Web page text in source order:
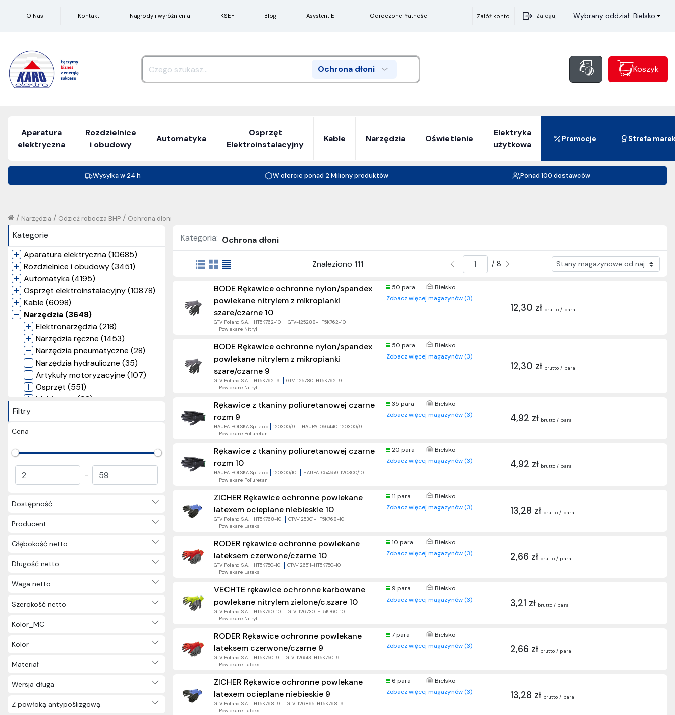
O Nas Kontakt Nagrody i wyróżnienia KSEF Blog Asystent ETI Odroczone Płatności Załóż konto Zaloguj Wybrany oddział: Bielsko
Ochrona dłoni
Search Koszyk
Aparatura
elektryczna
Rozdzielnice
i obudowy
Automatyka
Osprzęt
Elektroinstalacyjny
Kable Narzędzia Oświetlenie
Elektryka
użytkowa
Promocje Strefa
Wysyłka w 24 h W ofercie ponad 2 Miliony produktów Ponad 100 dostawców
Ochrona dłoni
/
Odzież robocza BHP
/
Narzędzia
/
Kategorie
Aparatura elektryczna (10685)
Rozdzielnice i obudowy (3451)
Automatyka (4195)
Osprzęt elektroinstalacyjny (10878)
Kable (6098)
Narzędzia (3648)
Elektronarzędzia (218)
Narzędzia ręczne (1453)
Narzędzia pneumatyczne (28)
Narzędzia hydrauliczne (35)
Artykuły motoryzacyjne (107)
Osprzęt (551)
Multimetry (30)
Ochrona ciała (803)
Ochrona głowy (14)
Ochrona oczu i twarzy (15)
Odzież przeciwdeszczowa (6)
Torby i plecaki (13)
Szafki narzędziowe (15)
Stoły warsztatowe (5)
Elektryka użytkowa (3231)
Inne (2)
Filtry
Cena
-
Dostępność
Producent
Głębokość netto
Długość netto
Waga netto
Szerokość netto
Kolor_MC
Kolor
Materiał
Wersja długa
Z powłoką antypoślizgową
Kategoria: Ochrona dłoni
Znaleziono 111 / 8
BODE Rękawice ochronne nylon/spandex
powlekane nitrylem z mikropianki
szare/czarne 10
GTV Poland S.A. HT5K762-10
GTV-125288-HT5K762-10
Powlekane Nitryl
50 para
Bielsko
Zobacz więcej magazynów (3)
12,30 zł brutto / para
BODE Rękawice ochronne nylon/spandex
powlekane nitrylem z mikropianki
szare/czarne 9
GTV Poland S.A. HT5K762-9
GTV-125780-HT5K762-9
Powlekane Nitryl
50 para
Bielsko
Zobacz więcej magazynów (3)
12,30 zł brutto / para
Rękawice z tkaniny poliuretanowej czarne
rozm 9
HAUPA POLSKA Sp. z o.o 120300/9
HAUPA-056440-120300/9
Powlekane Poliuretan
35 para
Bielsko
Zobacz więcej magazynów (3)
4,92 zł brutto / para
Rękawice z tkaniny poliuretanowej czarne
rozm 10
HAUPA POLSKA Sp. z o.o 120300/10
HAUPA-054559-120300/10
Powlekane Poliuretan
20 para
Bielsko
Zobacz więcej magazynów (3)
4,92 zł brutto / para
ZICHER Rękawice ochronne powlekane
latexem ocieplane niebieskie 10
GTV Poland S.A. HT5K768-10
GTV-125301-HT5K768-10
Powlekane Lateks
11 para
Bielsko
Zobacz więcej magazynów (3)
13,28 zł brutto / para
RODER rękawice ochronne powlekane
lateksem czerwone/czarne 10
GTV Poland S.A. HT5K750-10
GTV-126511-HT5K750-10
Powlekane Lateks
10 para
Bielsko
Zobacz więcej magazynów (3)
2,66 zł brutto / para
VECHTE rękawice ochronne karbowane
powlekane nitrylem zielone/c.szare 10
GTV Poland S.A. HT5K760-10
GTV-126730-HT5K760-10
Powlekane Nitryl
9 para
Bielsko
Zobacz więcej magazynów (3)
3,21 zł brutto / para
RODER Rękawice ochronne powlekane
lateksem czerwone/czarne 9
GTV Poland S.A. HT5K750-9
GTV-126513-HT5K750-9
Powlekane Lateks
7 para
Bielsko
Zobacz więcej magazynów (3)
2,66 zł brutto / para
ZICHER Rękawice ochronne powlekane
latexem ocieplane niebieskie 9
GTV Poland S.A. HT5K768-9
GTV-126865-HT5K768-9
Powlekane Lateks
6 para
Bielsko
Zobacz więcej magazynów (3)
13,28 zł brutto / para